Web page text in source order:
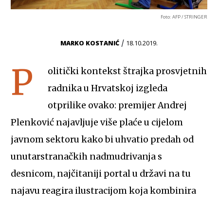
Foto: AFP / STRINGER
MARKO KOSTANIĆ / 18.10.2019.
P
olitički kontekst štrajka prosvjetnih
radnika u Hrvatskoj izgleda
otprilike ovako: premijer Andrej
Plenković najavljuje više plaće u cijelom
javnom sektoru kako bi uhvatio predah od
unutarstranačkih nadmudrivanja s
desnicom, najčitaniji portal u državi na tu
najavu reagira ilustracijom koja kombinira